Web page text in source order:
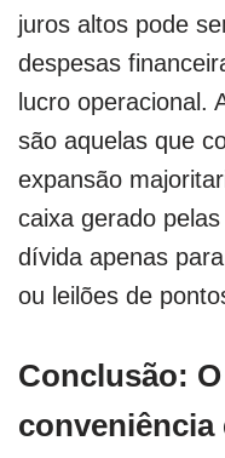
juros altos pode
despesas
lucro operacional.
são aquelas que
expansão
caixa gerado
dívida apenas
ou leilões de
Conclusão:
conveniência